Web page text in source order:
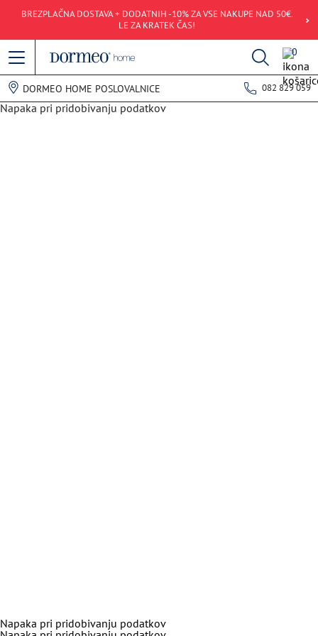
BREZPLAČNA DOSTAVA + DODATNIH -10% ZA VSE NAKUPE NAD 50€.
LE ZA KRATEK ČAS!
0
DORMEO HOME POSLOVALNICE 082 829 059
Napaka pri pridobivanju podatkov
Napaka pri pridobivanju podatkov